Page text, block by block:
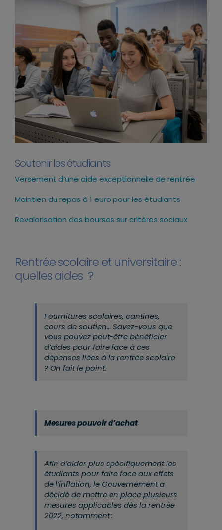
Soutenir les étudiants
Versement d’une aide exceptionnelle de rentrée
Maintien du repas à 1 euro pour les étudiants
Revalorisation des bourses sur critères sociaux
Rentrée scolaire et universitaire :
quelles aides ?
Fournitures scolaires, cantines,
cours de soutien… Savez-vous que
vous pouvez peut-être bénéficier
d’aides pour faire face à ces
dépenses liées à la rentrée scolaire
? On fait le point.
Mesures pouvoir d’achat
Afin d’aider plus spécifiquement les
étudiants pour faire face aux effets
de l’inflation, le Gouvernement a
décidé de mettre en place plusieurs
mesures applicables dès la rentrée
2022, notamment :